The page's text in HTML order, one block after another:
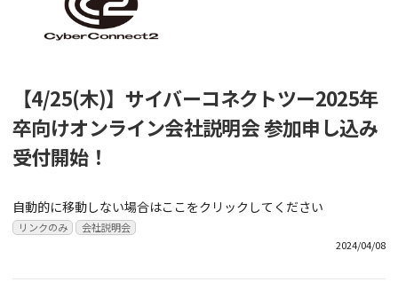
【4/25(木)】サイバーコネクトツー2025年
卒向けオンライン会社説明会 参加申し込み
受付開始！
自動的に移動しない場合はここをクリックしてください
リンクのみ
会社説明会
2024/04/08